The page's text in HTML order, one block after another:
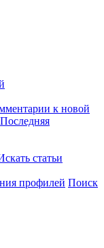
к новой
Последняя
статьи
профилей Поиск